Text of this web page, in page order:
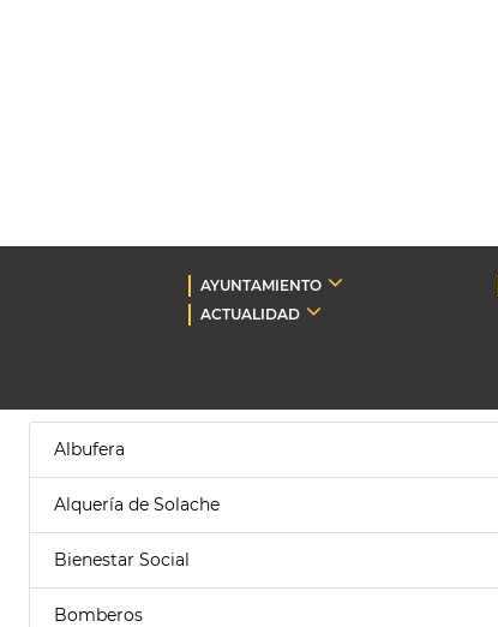
AYUNTAMIENTO
ACTUALIDAD
Albufera
Alquería de Solache
Bienestar Social
Bomberos